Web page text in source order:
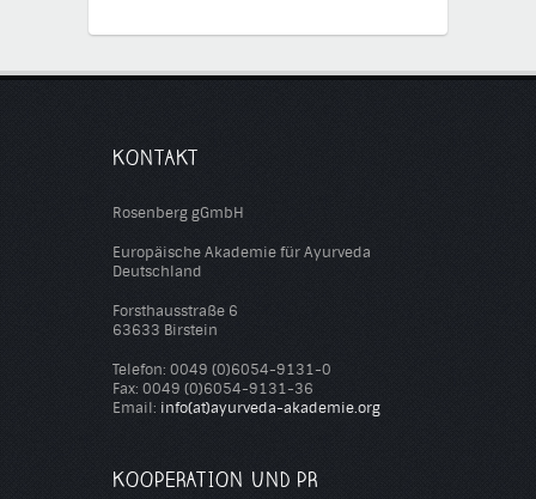
KONTAKT
Rosenberg gGmbH
Europäische Akademie für Ayurveda
Deutschland
Forsthausstraße 6
63633 Birstein
Telefon: 0049 (0)6054-9131-0
Fax: 0049 (0)6054-9131-36
Email: info(at)ayurveda-akademie.org
KOOPERATION UND PR